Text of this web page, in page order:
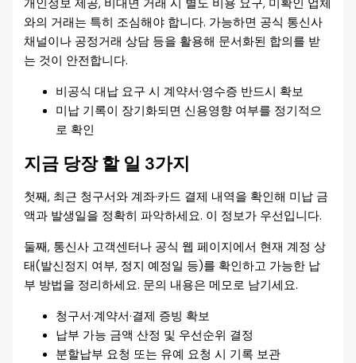
개인정보 제공, 비대면 거래 시 별도 비용 요구, 미확인 업체
와의 거래는 특히 조심해야 합니다. 가능하면 공식 통신사
채널이나 공정거래 상담 등을 활용해 문서화된 합의를 받
는 것이 안전합니다.
비공식 대납 요구 시 계약서·영수증 반드시 확보
미납 기록이 장기화되면 신용영향 여부를 정기적으
로 확인
지금 당장 할 일 3가지
첫째, 최근 청구서와 계좌·카드 결제 내역을 확인해 미납 금
액과 발생일을 정확히 파악하세요. 이 정보가 우선입니다.
둘째, 통신사 고객센터나 공식 웹 페이지에서 현재 계정 상
태(발신정지 여부, 정지 예정일 등)를 확인하고 가능한 납
부 방법을 정리하세요. 문의 내용은 메모로 남기세요.
청구서·계약서·결제 증빙 확보
납부 가능 금액 산정 및 우선순위 결정
분할납부 요청 또는 유예 요청 시 기록 보관